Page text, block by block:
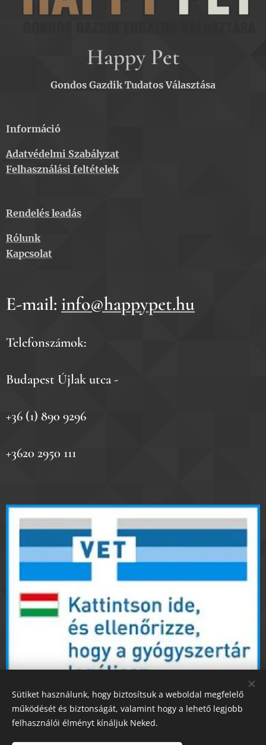
Happy Pet
Gondos Gazdik Tudatos Választása
Információ
Adatvédelmi Szabályzat
Felhasználási feltételek
Rendelés leadás
Rólunk
Kapcsolat
E-mail: info@happypet.hu
Telefonszámok:
Budapest Újlak utca -
+36 (1) 890 9296
+3620 2950 111
Sütiket használunk, hogy biztosítsuk a weboldal megfelelő
működését és biztonságát, valamint hogy a lehető legjobb
felhasználói élményt kínáljuk Neked.